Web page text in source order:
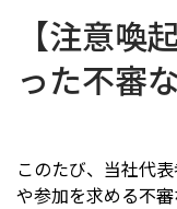
【注意喚
った不審
このたび、当社代
や参加を求める不